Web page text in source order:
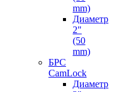
mm)
Диаметр
2"
(50
mm)
БРС
CamLock
Диаметр